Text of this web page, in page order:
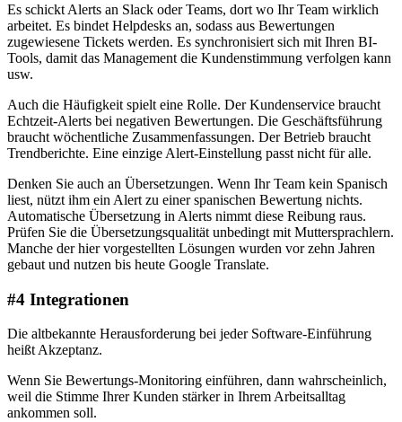
Es schickt Alerts an Slack oder Teams, dort wo Ihr Team wirklich
arbeitet. Es bindet Helpdesks an, sodass aus Bewertungen
zugewiesene Tickets werden. Es synchronisiert sich mit Ihren BI-
Tools, damit das Management die Kundenstimmung verfolgen kann
usw.
Auch die Häufigkeit spielt eine Rolle. Der Kundenservice braucht
Echtzeit-Alerts bei negativen Bewertungen. Die Geschäftsführung
braucht wöchentliche Zusammenfassungen. Der Betrieb braucht
Trendberichte. Eine einzige Alert-Einstellung passt nicht für alle.
Denken Sie auch an Übersetzungen. Wenn Ihr Team kein Spanisch
liest, nützt ihm ein Alert zu einer spanischen Bewertung nichts.
Automatische Übersetzung in Alerts nimmt diese Reibung raus.
Prüfen Sie die Übersetzungsqualität unbedingt mit Muttersprachlern.
Manche der hier vorgestellten Lösungen wurden vor zehn Jahren
gebaut und nutzen bis heute Google Translate.
#4 Integrationen
Die altbekannte Herausforderung bei jeder Software-Einführung
heißt Akzeptanz.
Wenn Sie Bewertungs-Monitoring einführen, dann wahrscheinlich,
weil die Stimme Ihrer Kunden stärker in Ihrem Arbeitsalltag
ankommen soll.